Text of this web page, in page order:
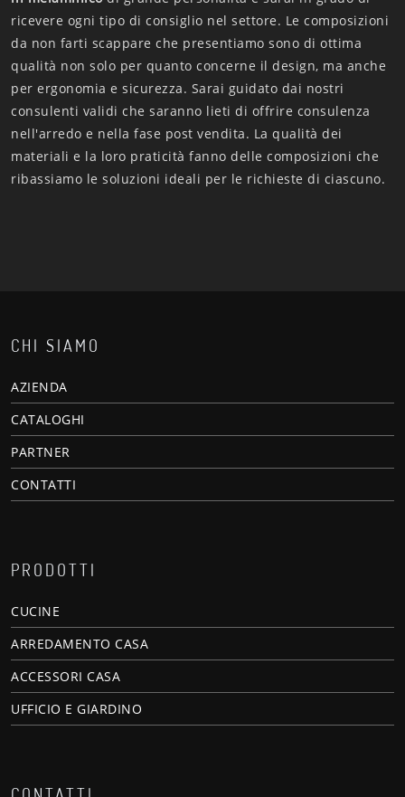
ricevere ogni tipo di consiglio nel settore. Le composizioni
da non farti scappare che presentiamo sono di ottima
qualità non solo per quanto concerne il design, ma anche
per ergonomia e sicurezza. Sarai guidato dai nostri
consulenti validi che saranno lieti di offrire consulenza
nell'arredo e nella fase post vendita. La qualità dei
materiali e la loro praticità fanno delle composizioni che
ribassiamo le soluzioni ideali per le richieste di ciascuno.
CHI SIAMO
AZIENDA
CATALOGHI
PARTNER
CONTATTI
PRODOTTI
CUCINE
ARREDAMENTO CASA
ACCESSORI CASA
UFFICIO E GIARDINO